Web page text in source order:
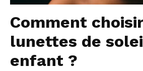
Comment
lunettes de
enfant ?